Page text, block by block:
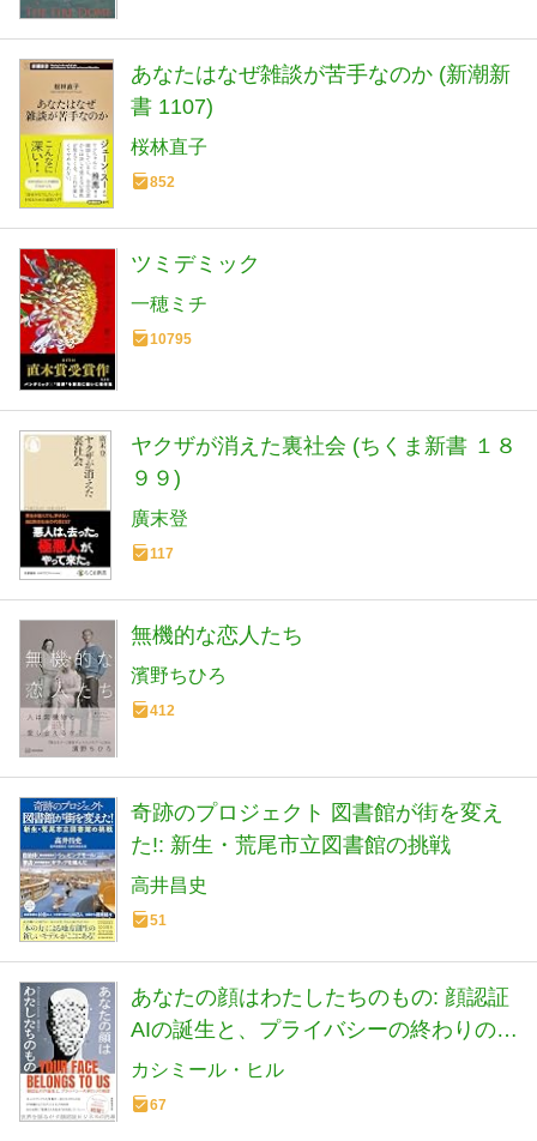
あなたはなぜ雑談が苦手なのか (新潮新
書 1107)
桜林直子
852
ツミデミック
一穂ミチ
10795
ヤクザが消えた裏社会 (ちくま新書 １８
９９)
廣末登
117
無機的な恋人たち
濱野ちひろ
412
奇跡のプロジェクト 図書館が街を変え
た!: 新生・荒尾市立図書館の挑戦
高井昌史
51
あなたの顔はわたしたちのもの: 顔認証
AIの誕生と、プライバシーの終わりの物
語
カシミール・ヒル
67